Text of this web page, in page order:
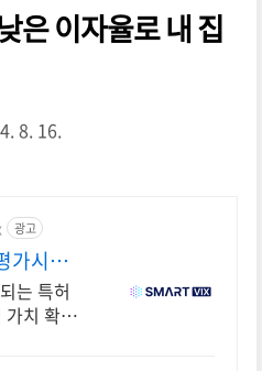
은 이자율로 내 집
8. 16.
광고
가시스
는 특허
가치 확인